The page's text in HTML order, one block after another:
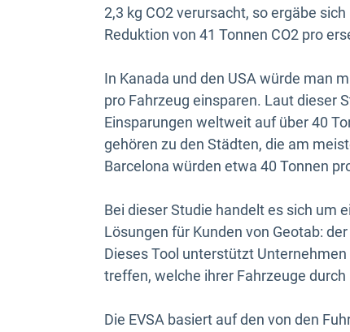
2,3 kg CO2 verursacht, so ergäbe
Reduktion von 41 Tonnen CO2 pro
In Kanada und den USA würde man
pro Fahrzeug einsparen. Laut dieser
Einsparungen weltweit auf über 40
gehören zu den Städten, die am
Barcelona würden etwa 40 Tonnen
Bei dieser Studie handelt es sich um
Lösungen für Kunden von Geotab:
Dieses Tool unterstützt
treffen, welche ihrer Fahrzeuge
Die EVSA basiert auf den von den